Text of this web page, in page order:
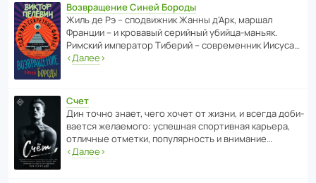
Возвращение Синей Бороды
Жиль де Рэ – спод­ви­жник Жанны д’Арк, маршал
Франции – и кровавый серийный убийца-маньяк.
Римский импе­ратор Тиберий – совре­менник Иисуса…
‹Далее›
Счет
Дин точно знает, чего хочет от жизни, и всегда доби­
ва­ется жела­е­мого: успе­шная спор­ти­вная карьера,
отли­чные отметки, попу­ля­р­ность и внимание…
‹Далее›